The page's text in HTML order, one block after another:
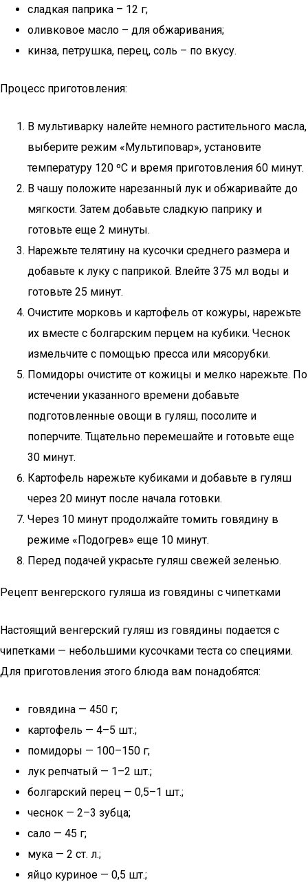
сладкая паприка – 12 г;
оливковое масло – для обжаривания;
кинза, петрушка, перец, соль – по вкусу.
Процесс приготовления:
В мультиварку налейте немного растительного масла,
выберите режим «Мультиповар», установите
температуру 120 ºC и время приготовления 60 минут.
В чашу положите нарезанный лук и обжаривайте до
мягкости. Затем добавьте сладкую паприку и
готовьте еще 2 минуты.
Нарежьте телятину на кусочки среднего размера и
добавьте к луку с паприкой. Влейте 375 мл воды и
готовьте 25 минут.
Очистите морковь и картофель от кожуры, нарежьте
их вместе с болгарским перцем на кубики. Чеснок
измельчите с помощью пресса или мясорубки.
Помидоры очистите от кожицы и мелко нарежьте. По
истечении указанного времени добавьте
подготовленные овощи в гуляш, посолите и
поперчите. Тщательно перемешайте и готовьте еще
30 минут.
Картофель нарежьте кубиками и добавьте в гуляш
через 20 минут после начала готовки.
Через 10 минут продолжайте томить говядину в
режиме «Подогрев» еще 10 минут.
Перед подачей украсьте гуляш свежей зеленью.
Рецепт венгерского гуляша из говядины с чипетками
Настоящий венгерский гуляш из говядины подается с
чипетками — небольшими кусочками теста со специями.
Для приготовления этого блюда вам понадобятся:
говядина — 450 г;
картофель — 4–5 шт.;
помидоры — 100–150 г;
лук репчатый — 1–2 шт.;
болгарский перец — 0,5–1 шт.;
чеснок — 2–3 зубца;
сало — 45 г;
мука — 2 ст. л.;
яйцо куриное — 0,5 шт.;